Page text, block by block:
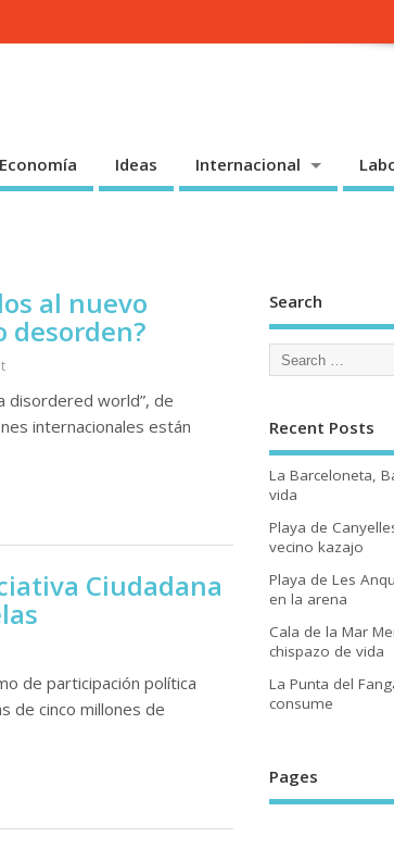
Economía Ideas Internacional
al nuevo
desorden?
disordered world”, de
internacionales están
Ciudadana
de participación política
de cinco millones de
Search
Recent Posts
La Barceloneta,
vida
Playa de
vecino kazajo
Playa de Les
en la arena
Cala de la Mar
chispazo de vida
La Punta del
consume
Pages